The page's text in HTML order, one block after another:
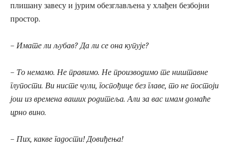
плишану завесу и јурим обезглављена у хлађен безбојни
простор.
– Имате ли љубав? Да ли се она купује?
– То немамо. Не правимо. Не производимо те ништавне
глупости. Ви нисте чули, госпођице без главе, то не постоји
још из времена ваших родитеља. Али за вас имам домаће
црно вино.
– Пих, какве гадости! Довиђења!